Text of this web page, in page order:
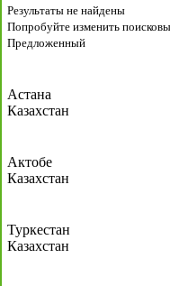
Результаты не найдены
Попробуйте изменить
Предложенный
Астана
Казахстан
Актобе
Казахстан
Туркестан
Казахстан